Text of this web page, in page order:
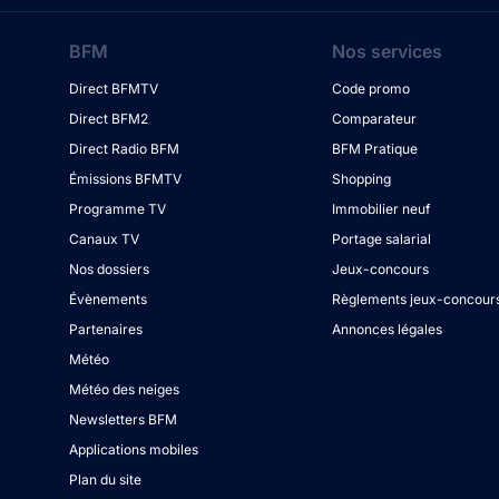
BFM
Direct BFMTV
Direct BFM2
Direct Radio BFM
Émissions BFMTV
Programme TV
Canaux TV
Nos dossiers
Évènements
Partenaires
Météo
Météo des neiges
Newsletters BFM
Applications mobiles
Plan du site
Nos services
Code promo
Comparateur
BFM Pratique
Shopping
Immobilier neuf
Portage salarial
Jeux-concours
Règlements jeux-
Annonces légales